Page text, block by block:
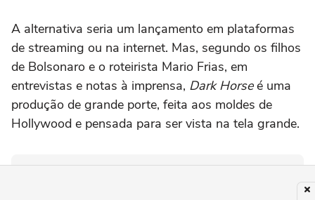
A alternativa seria um lançamento em plataformas
de streaming ou na internet. Mas, segundo os filhos
de Bolsonaro e o roteirista Mario Frias, em
entrevistas e notas à imprensa, Dark Horseé uma
produção de grande porte, feita aos moldes de
Hollywood e pensada para ser vista na tela grande.
PUBLICIDADE